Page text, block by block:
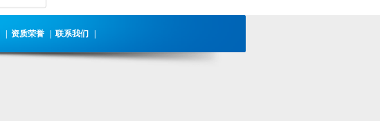
资质荣誉 联系我们